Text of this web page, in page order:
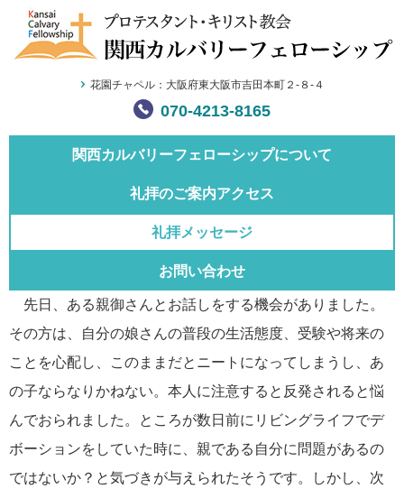
花園チャペル：大阪府東大阪市吉田本町２-８-４
070-4213-8165
関西カルバリーフェローシップについて
礼拝のご案内アクセス
礼拝メッセージ
お問い合わせ
先日、ある親御さんとお話しをする機会がありました。
その方は、自分の娘さんの普段の生活態度、受験や将来の
ことを心配し、このままだとニートになってしまうし、あ
の子ならなりかねない。本人に注意すると反発されると悩
んでおられました。ところが数日前にリビングライフでデ
ボーションをしていた時に、親である自分に問題があるの
ではないか？と気づきが与えられたそうです。しかし、次